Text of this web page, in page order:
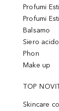
Profumi
Profumi
Balsamo
Siero
Phon
Make up
TOP
Skincare